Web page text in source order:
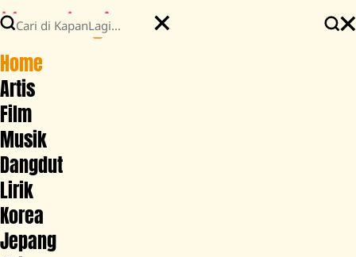
Home
Artis
Film
Musik
Dangdut
Lirik
Korea
Jepang